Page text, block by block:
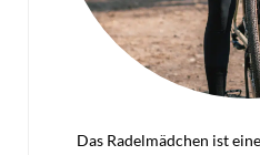
Das Radelmädchen ist